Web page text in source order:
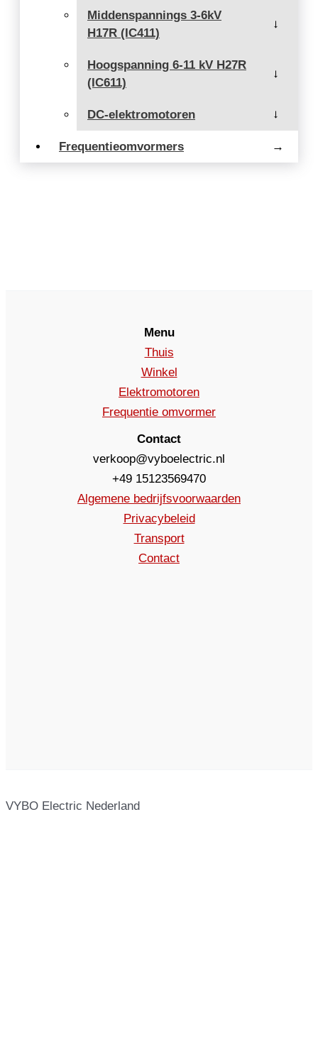
Middenspannings 3-6kV
H17R (IC411)
→
Hoogspanning 6-11 kV H27R
(IC611)
→
DC-elektromotoren →
Frequentieomvormers →
Menu
Thuis
Winkel
Elektromotoren
Frequentie omvormer
Contact
verkoop@vyboelectric.nl
+49 15123569470
Algemene bedrijfsvoorwaarden
Privacybeleid
Transport
Contact
VYBO Electric Nederland